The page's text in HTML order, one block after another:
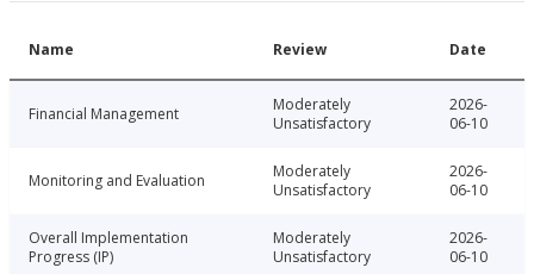
Name Review Date
Financial Management
Moderately
Unsatisfactory
2026-
06-10
Monitoring and Evaluation
Moderately
Unsatisfactory
2026-
06-10
Overall Implementation
Progress (IP)
Moderately
Unsatisfactory
2026-
06-10